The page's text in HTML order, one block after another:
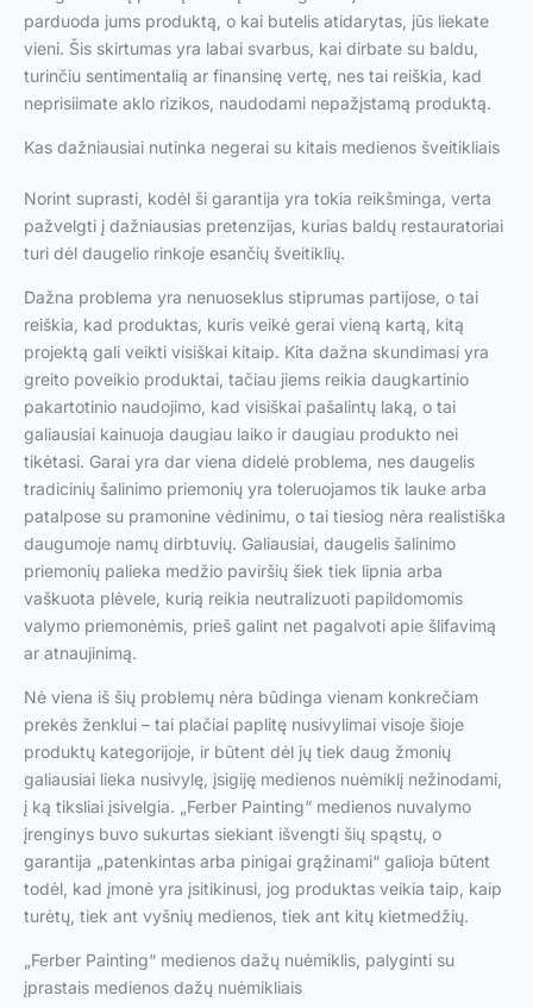
parduoda jums produktą, o kai butelis atidarytas, jūs liekate
vieni. Šis skirtumas yra labai svarbus, kai dirbate su baldu,
turinčiu sentimentalią ar finansinę vertę, nes tai reiškia, kad
neprisiimate aklo rizikos, naudodami nepažįstamą produktą.
Kas dažniausiai nutinka negerai su kitais medienos šveitikliais
Norint suprasti, kodėl ši garantija yra tokia reikšminga, verta
pažvelgti į dažniausias pretenzijas, kurias baldų restauratoriai
turi dėl daugelio rinkoje esančių šveitiklių.
Dažna problema yra nenuoseklus stiprumas partijose, o tai
reiškia, kad produktas, kuris veikė gerai vieną kartą, kitą
projektą gali veikti visiškai kitaip. Kita dažna skundimasi yra
greito poveikio produktai, tačiau jiems reikia daugkartinio
pakartotinio naudojimo, kad visiškai pašalintų laką, o tai
galiausiai kainuoja daugiau laiko ir daugiau produkto nei
tikėtasi. Garai yra dar viena didelė problema, nes daugelis
tradicinių šalinimo priemonių yra toleruojamos tik lauke arba
patalpose su pramonine vėdinimu, o tai tiesiog nėra realistiška
daugumoje namų dirbtuvių. Galiausiai, daugelis šalinimo
priemonių palieka medžio paviršių šiek tiek lipnia arba
vaškuota plėvele, kurią reikia neutralizuoti papildomomis
valymo priemonėmis, prieš galint net pagalvoti apie šlifavimą
ar atnaujinimą.
Nė viena iš šių problemų nėra būdinga vienam konkrečiam
prekės ženklui – tai plačiai paplitę nusivylimai visoje šioje
produktų kategorijoje, ir būtent dėl jų tiek daug žmonių
galiausiai lieka nusivylę, įsigiję medienos nuėmiklį nežinodami,
į ką tiksliai įsivelgia. „Ferber Painting“ medienos nuvalymo
įrenginys buvo sukurtas siekiant išvengti šių spąstų, o
garantija „patenkintas arba pinigai grąžinami“ galioja būtent
todėl, kad įmonė yra įsitikinusi, jog produktas veikia taip, kaip
turėtų, tiek ant vyšnių medienos, tiek ant kitų kietmedžių.
„Ferber Painting“ medienos dažų nuėmiklis, palyginti su
įprastais medienos dažų nuėmikliais